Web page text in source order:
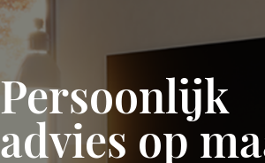
Persoonlijk
advies op